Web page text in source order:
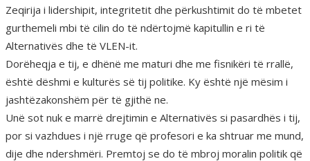
Zeqirija i lidershipit, integritetit dhe përkushtimit do të mbetet
gurthemeli mbi të cilin do të ndërtojmë kapitullin e ri të
Alternativës dhe të VLEN-it.
Dorëheqja e tij, e dhënë me maturi dhe me fisnikëri të rrallë,
është dëshmi e kulturës së tij politike. Ky është një mësim i
jashtëzakonshëm për të gjithë ne.
Unë sot nuk e marrë drejtimin e Alternativës si pasardhës i tij,
por si vazhdues i një rruge që profesori e ka shtruar me mund,
dije dhe ndershmëri. Premtoj se do të mbroj moralin politik që